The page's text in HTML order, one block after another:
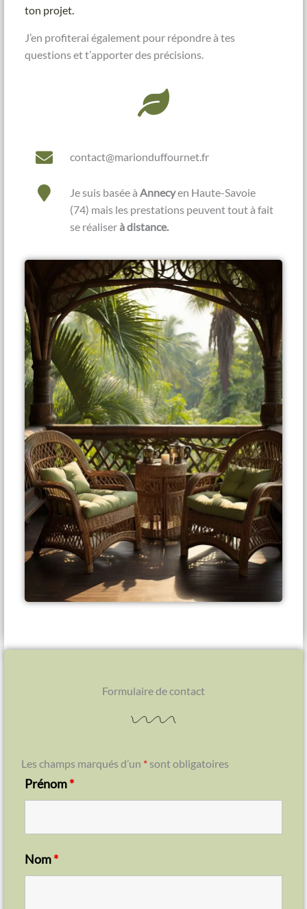
ton projet.
J’en profiterai également pour répondre à tes
questions et t’apporter des précisions.
contact@marionduffournet.fr
Je suis basée à Annecyen Haute-Savoie
(74) mais les prestations peuvent tout à fait
se réaliserà distance.
Formulaire de contact
Les champs marqués d’un * sont obligatoires
Prénom*
Nom*